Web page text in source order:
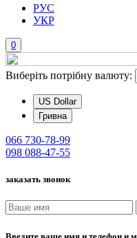
РУС
УКР
0
Виберіть потрібну валюту:
US Dollar
Гривна
066 730-78-99
098 088-47-55
заказать звонок